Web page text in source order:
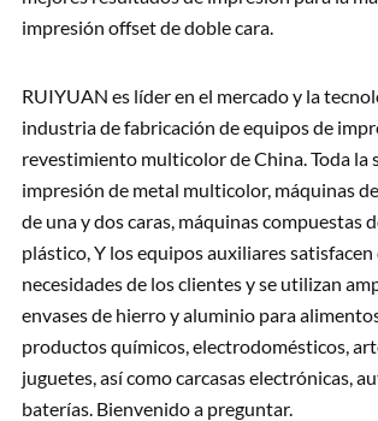
impresión offset de doble cara.
RUIYUAN es líder en el mercado y la
industria de fabricación de equipos de
revestimiento multicolor de China. Toda la
impresión de metal multicolor, máquinas
de una y dos caras, máquinas compuestas
plástico, Y los equipos auxiliares satisfacen
necesidades de los clientes y se utilizan
envases de hierro y aluminio para
productos químicos, electrodomésticos,
juguetes, así como carcasas electrónicas,
baterías. Bienvenido a preguntar.